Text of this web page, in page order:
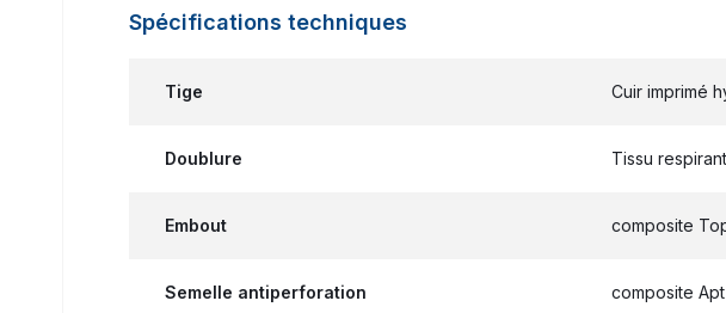
Spécifications techniques
Tige Cuir imprimé
Doublure Tissu
Embout composite
Semelle antiperforation composite